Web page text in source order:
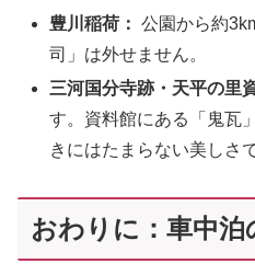
豊川稲荷： 公園から約
司」は外せません。
三河国分寺跡・天平の里
す。資料館にある「鬼瓦
きにはたまらない美しさ
おわりに：車中泊